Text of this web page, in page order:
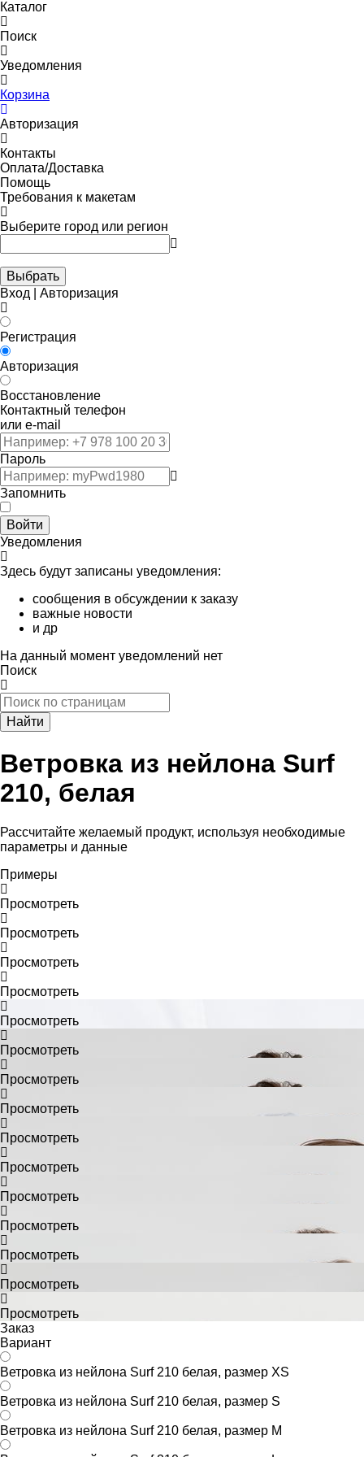
Каталог
Поиск
Уведомления
Корзина
Авторизация
Контакты
Оплата/Доставка
Помощь
Требования к макетам
Выберите город или регион
Выбрать
Вход | Авторизация
Регистрация
Авторизация
Восстановление
Контактный телефон
или e-mail
Пароль
Запомнить
Войти
Уведомления
Здесь будут записаны уведомления:
сообщения в обсуждении к заказу
важные новости
и др
На данный момент уведомлений нет
Поиск
Найти
Ветровка из нейлона Surf
210, белая
Рассчитайте желаемый продукт, используя необходимые
параметры и данные
Примеры
Просмотреть
Просмотреть
Просмотреть
Просмотреть
Просмотреть
Просмотреть
Просмотреть
Просмотреть
Просмотреть
Просмотреть
Просмотреть
Просмотреть
Просмотреть
Просмотреть
Просмотреть
Заказ
Вариант
Ветровка из нейлона Surf 210 белая, размер XS
Ветровка из нейлона Surf 210 белая, размер S
Ветровка из нейлона Surf 210 белая, размер M